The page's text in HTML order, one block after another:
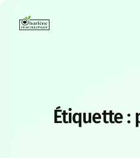
Étiquette :